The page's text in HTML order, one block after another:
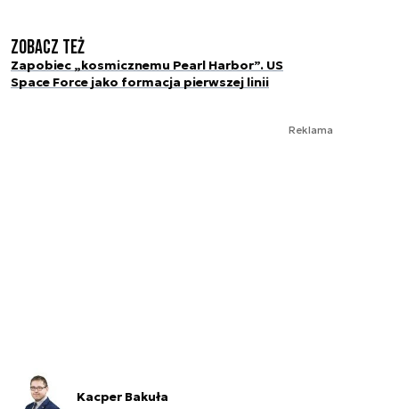
Zobacz też
Zapobiec „kosmicznemu Pearl Harbor”. US
Space Force jako formacja pierwszej linii
Reklama
Kacper Bakuła